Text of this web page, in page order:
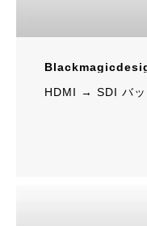
HDMI → SDI バッ